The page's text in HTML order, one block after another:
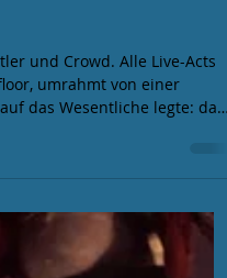
BASS IN YOUR
das Wesentliche legte: das
über die Schulter auf die